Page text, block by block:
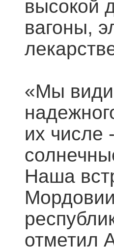
высокой
вагоны,
«Мы
их числе
Наша
отметил